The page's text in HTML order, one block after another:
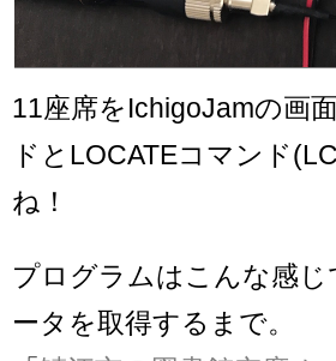
11座席をIchigoJamの画
ドとLOCATEコマンド
ね！
プログラムはこんな感
ータを取得するまで。